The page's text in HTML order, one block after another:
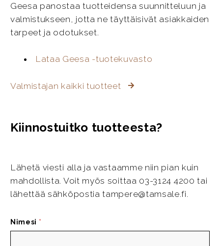
Geesa panostaa tuotteidensa suunnitteluun ja
valmistukseen, jotta ne täyttäisivät asiakkaiden
tarpeet ja odotukset.
Lataa Geesa -tuotekuvasto
Valmistajan kaikki tuotteet
Kiinnostuitko tuotteesta?
Lähetä viesti alla ja vastaamme niin pian kuin
mahdollista. Voit myös soittaa 03-3124 4200 tai
lähettää sähköpostia tampere@tamsale.fi.
Nimesi *